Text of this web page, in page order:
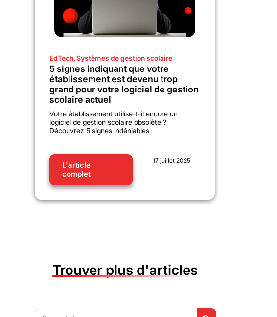
EdTech,Systèmes de gestion scolaire
5 signes indiquant que votre
établissement est devenu trop
grand pour votre logiciel de gestion
scolaire actuel
Votre établissement utilise-t-il encore un
logiciel de gestion scolaire obsolète ?
Découvrez 5 signes indéniables
L'article
complet
17 juillet 2025
Trouver plus d'articles
Search
Search Button